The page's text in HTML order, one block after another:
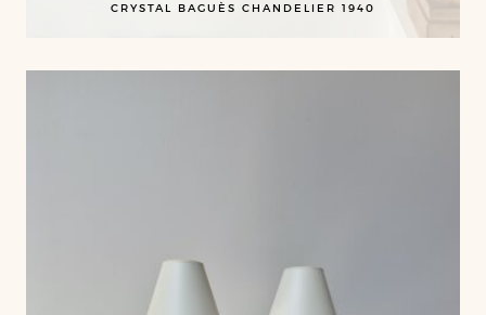
CRYSTAL BAGUÈS CHANDELIER 1940